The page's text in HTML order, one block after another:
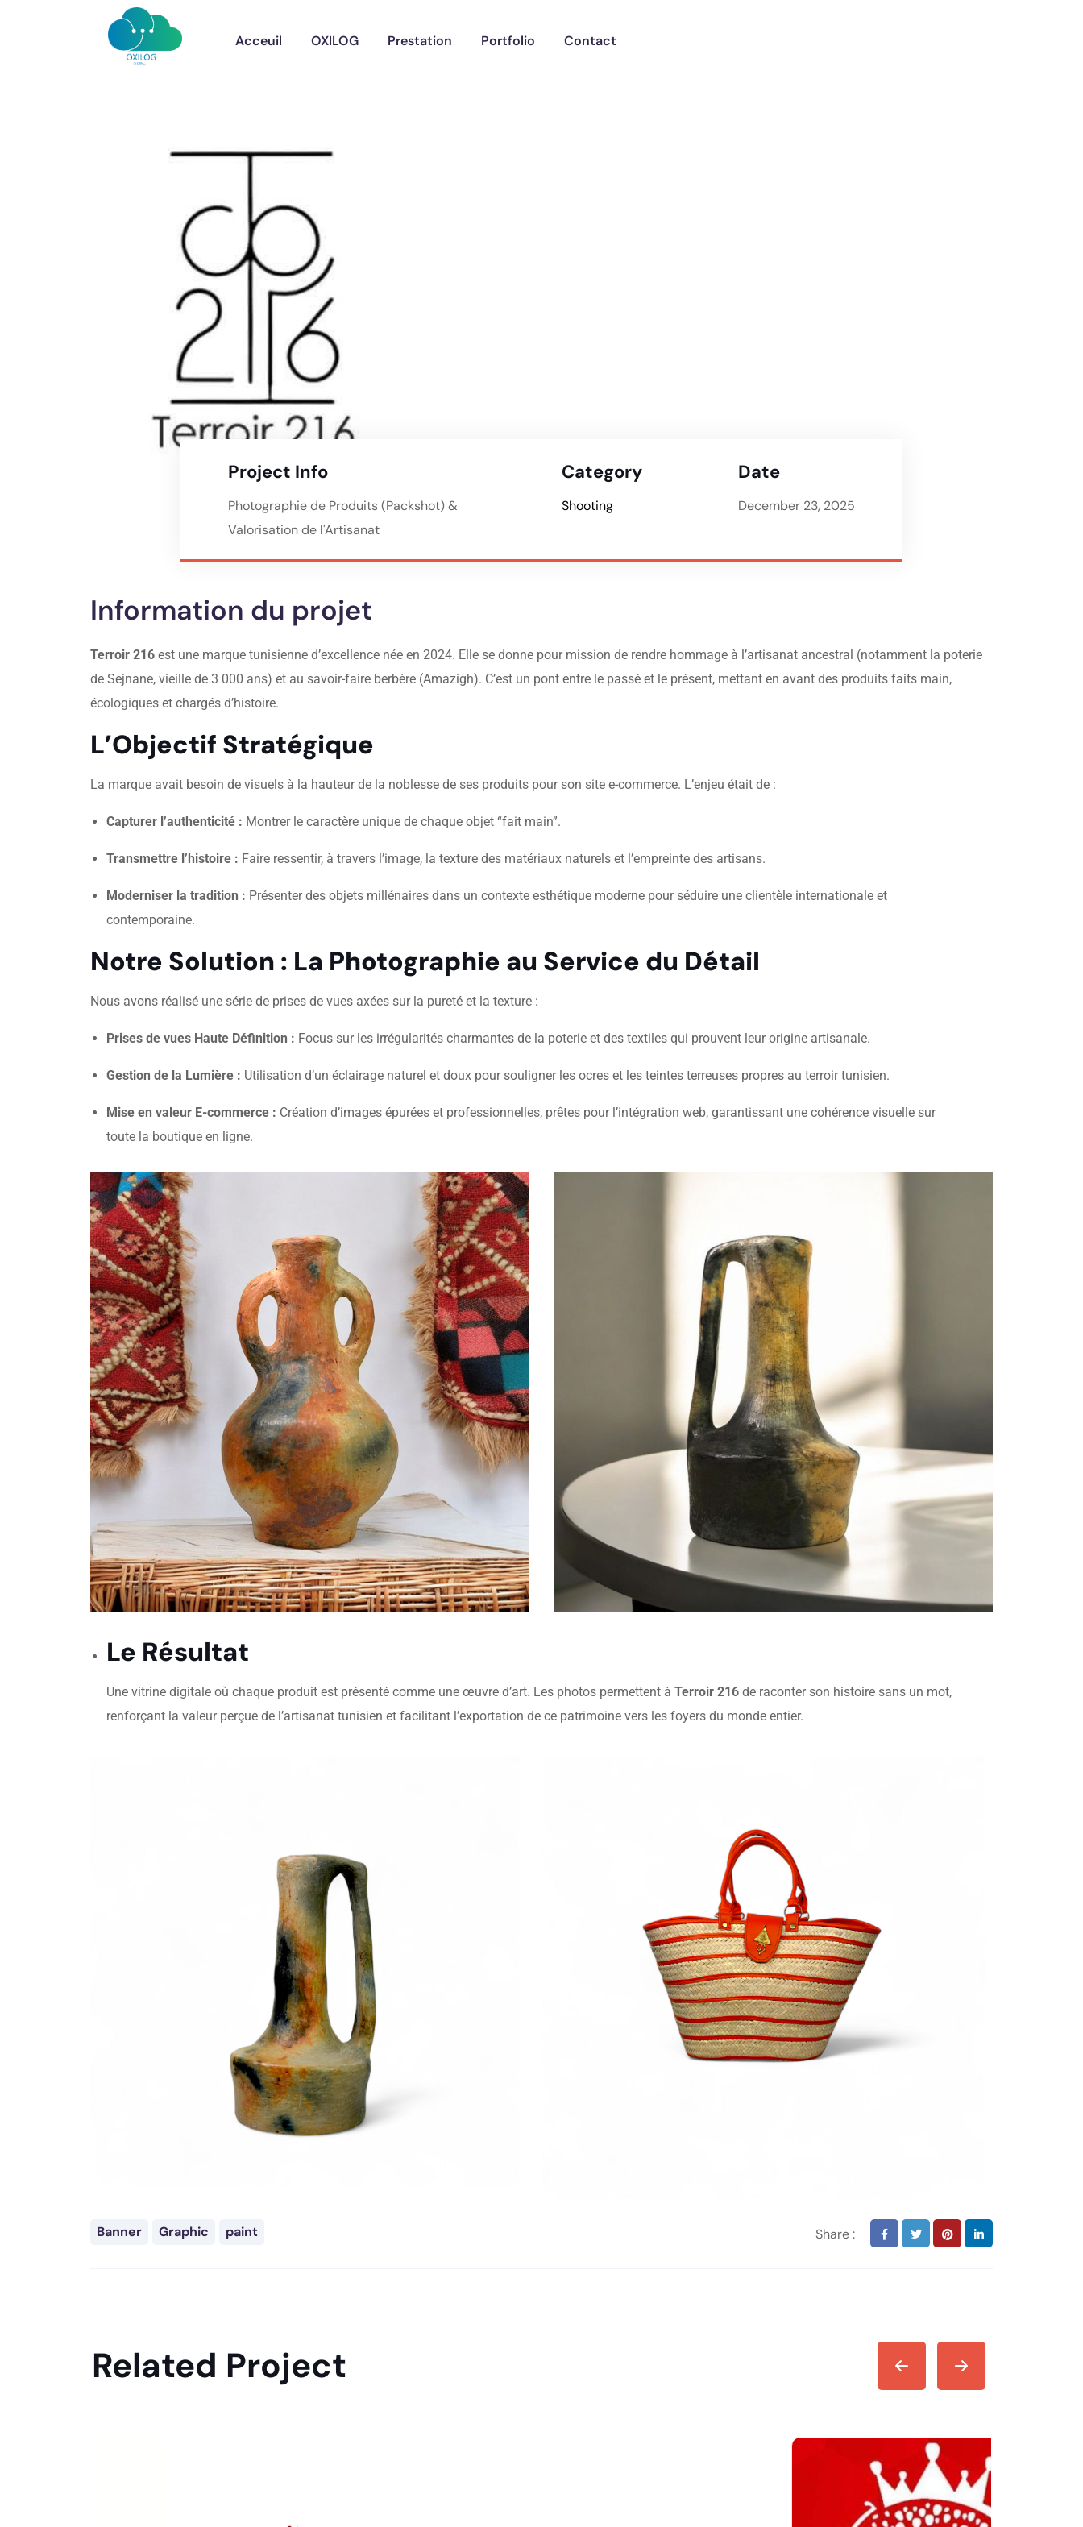
Acceuil OXILOG Prestation Portfolio Contact
Project Info
Photographie de Produits (Packshot) &
Valorisation de l'Artisanat
Category
Shooting
Date
December 23, 2025
Information du projet
Terroir 216 est une marque tunisienne d’excellence née en 2024. Elle se donne pour mission de rendre hommage à l’artisanat ancestral (notamment la poterie
de Sejnane, vieille de 3 000 ans) et au savoir-faire berbère (Amazigh). C’est un pont entre le passé et le présent, mettant en avant des produits faits main,
écologiques et chargés d’histoire.
L’Objectif Stratégique
La marque avait besoin de visuels à la hauteur de la noblesse de ses produits pour son site e-commerce. L’enjeu était de :
Capturer l’authenticité : Montrer le caractère unique de chaque objet “fait main”.
Transmettre l’histoire : Faire ressentir, à travers l’image, la texture des matériaux naturels et l’empreinte des artisans.
Moderniser la tradition : Présenter des objets millénaires dans un contexte esthétique moderne pour séduire une clientèle internationale et
contemporaine.
Notre Solution : La Photographie au Service du Détail
Nous avons réalisé une série de prises de vues axées sur la pureté et la texture :
Prises de vues Haute Définition : Focus sur les irrégularités charmantes de la poterie et des textiles qui prouvent leur origine artisanale.
Gestion de la Lumière : Utilisation d’un éclairage naturel et doux pour souligner les ocres et les teintes terreuses propres au terroir tunisien.
Mise en valeur E-commerce : Création d’images épurées et professionnelles, prêtes pour l’intégration web, garantissant une cohérence visuelle sur
toute la boutique en ligne.
Le Résultat
Une vitrine digitale où chaque produit est présenté comme une œuvre d’art. Les photos permettent à Terroir 216 de raconter son histoire sans un mot,
renforçant la valeur perçue de l’artisanat tunisien et facilitant l’exportation de ce patrimoine vers les foyers du monde entier.
Banner Graphic paint Share :
Related Project